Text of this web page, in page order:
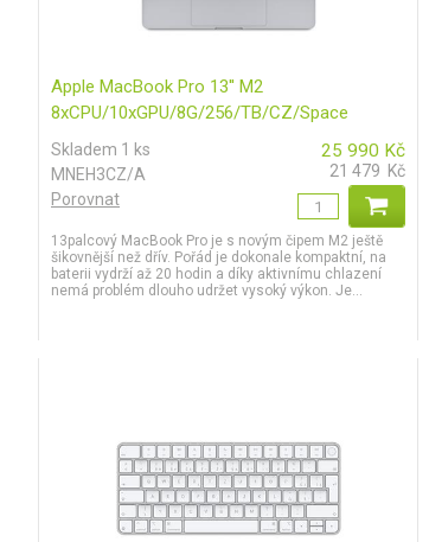
Apple MacBook Pro 13'' M2
8xCPU/10xGPU/8G/256/TB/CZ/Space
gray_bazar A
Skladem 1 ks
MNEH3CZ/A
Porovnat
25 990 Kč
21 479 Kč
13palcový MacBook Pro je s novým čipem M2 ještě
šikovnější než dřív. Pořád je dokonale kompaktní, na
baterii vydrží až 20 hodin a díky aktivnímu chlazení
nemá problém dlouho udržet vysoký výkon. Je...